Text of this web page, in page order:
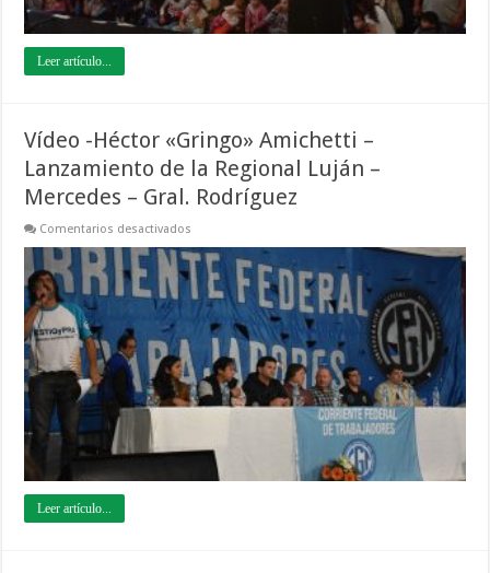
Leer artículo...
Vídeo -Héctor «Gringo» Amichetti –
Lanzamiento de la Regional Luján –
Mercedes – Gral. Rodríguez
Comentarios desactivados
-
Héctor
«Gringo»
Amichetti
–
Lanzamiento
la
Regional
Luján
–
Mercedes
Rodríguez
Leer artículo...